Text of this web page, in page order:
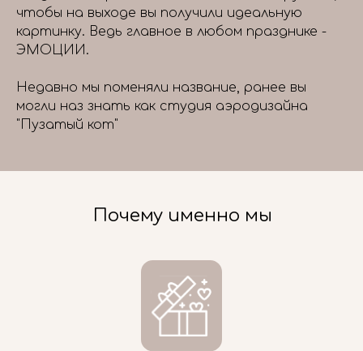
чтобы на выходе вы получили идеальную
картинку. Ведь главное в любом празднике -
ЭМОЦИИ.
Недавно мы поменяли название, ранее вы
могли наз знать как студия аэродизайна
"Пузатый кот"
Почему именно мы